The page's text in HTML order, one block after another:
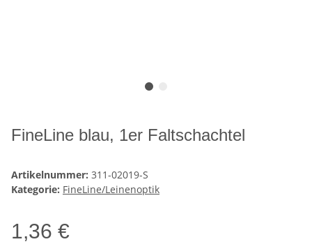
FineLine blau, 1er Faltschachtel
Artikelnummer: 311-02019-S
Kategorie: FineLine/Leinenoptik
1,36 €